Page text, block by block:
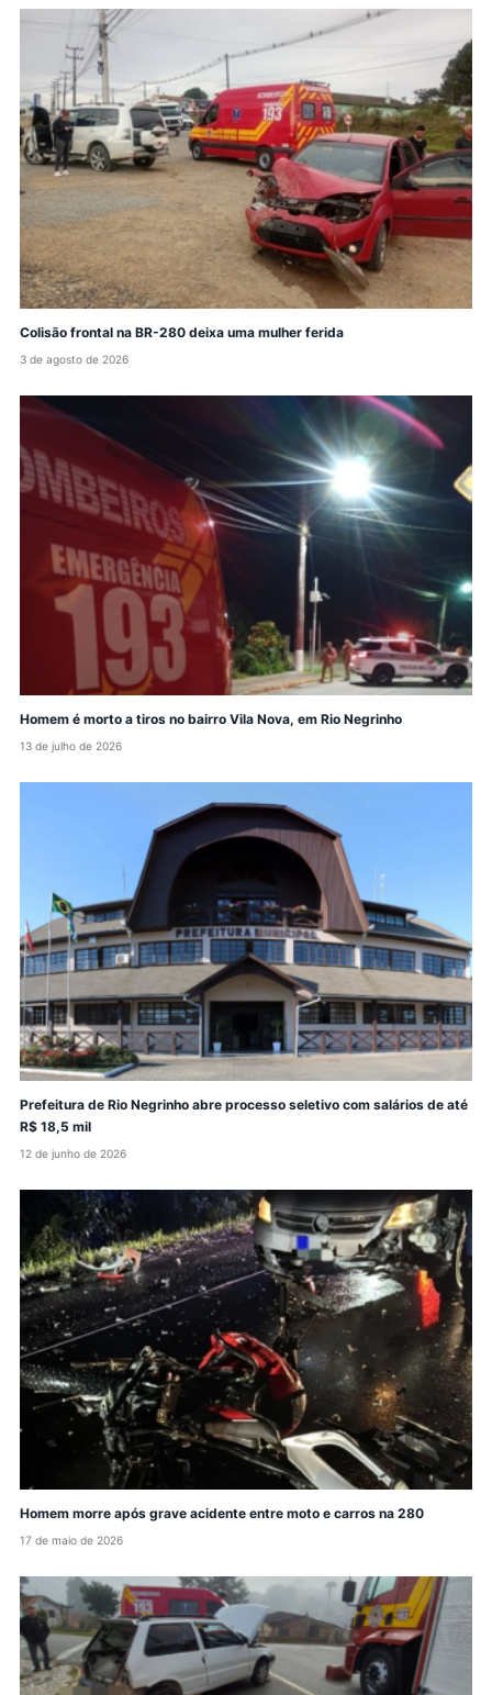
Colisão frontal na BR-280 deixa uma mulher ferida
3 de agosto de 2026
Homem é morto a tiros no bairro Vila Nova, em Rio Negrinho
13 de julho de 2026
Prefeitura de Rio Negrinho abre processo seletivo com salários de até
R$ 18,5 mil
12 de junho de 2026
Homem morre após grave acidente entre moto e carros na 280
17 de maio de 2026